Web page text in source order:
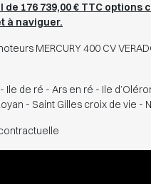
de 176 739,00 € TTC options
à naviguer.
MERCURY 400 CV
Ile de ré - Ars en ré - Ile
- Saint Gilles croix de vie -